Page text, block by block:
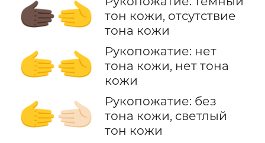
🫱🏿‍🫲
тон кожи, отсутствие
тона кожи
🫱‍🫲
Рукопожатие: нет
тона кожи, нет тона
кожи
🫱‍🫲🏻
Рукопожатие: без
тона кожи, светлый
тон кожи